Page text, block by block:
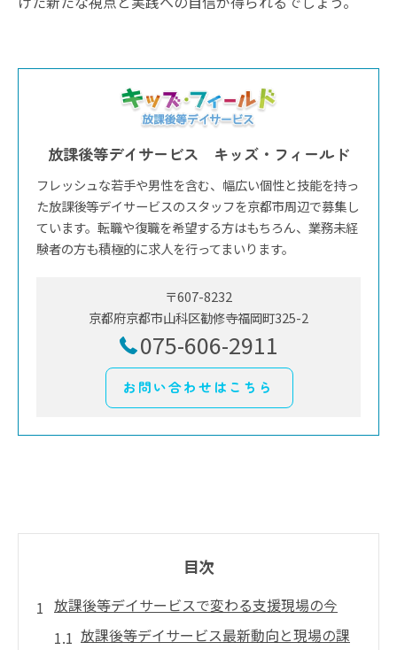
放課後等デイサービス キッズ・フィールド
フレッシュな若手や男性を含む、幅広い個性と技能を持っ
た放課後等デイサービスのスタッフを京都市周辺で募集し
ています。転職や復職を希望する方はもちろん、業務未経
験者の方も積極的に求人を行ってまいります。
〒607-8232
京都府京都市山科区勧修寺福岡町325-2
075-606-2911
お問い合わせはこちら
目次
放課後等デイサービスで変わる支援現場の今
放課後等デイサービス最新動向と現場の課